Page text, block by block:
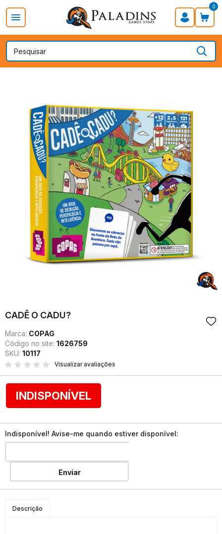
0
PROMOÇÃO DIA DOS PAIS Board Games Card Games
CADÊ O CADU?
Marca: COPAG
Código no site: 1626759
SKU: 10117
Visualizar avaliações
INDISPONÍVEL
Indisponível! Avise-me quando estiver disponível:
Enviar
Descrição